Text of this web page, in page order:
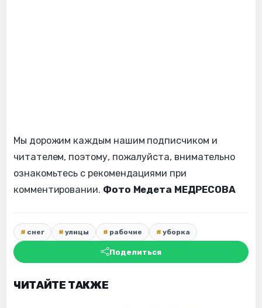
Мы дорожим каждым нашим подписчиком и
читателем, поэтому, пожалуйста, внимательно
ознакомьтесь с рекомендациями при
комментировании. Фото Медета МЕДРЕСОВА
снег улицы рабочие уборка
Поделиться
ЧИТАЙТЕ ТАКЖЕ